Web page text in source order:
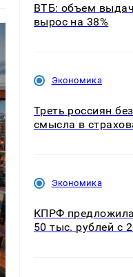
ВТБ: объем
вырос на 38%
Экономика
Треть россиян
смысла в
Экономика
КПРФ
50 тыс. рублей с